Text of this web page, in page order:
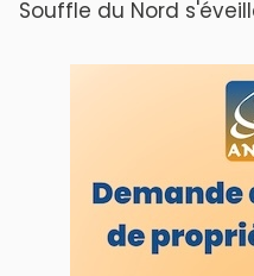
Souffle du Nord